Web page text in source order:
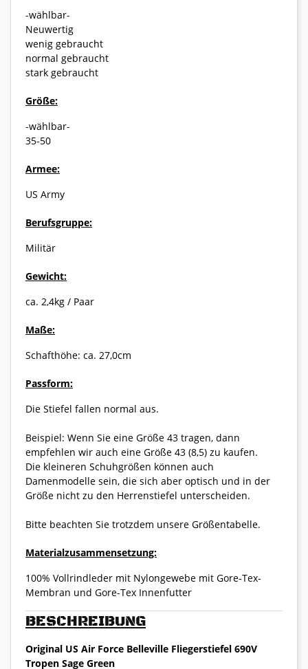
BESCHREIBUNG
Original US Air Force Belleville Fliegerstiefel 690V
Tropen Sage Green
-wählbar-
Neuwertig
wenig gebraucht
normal gebraucht
stark gebraucht
Größe:
-wählbar-
35-50
Armee:
US Army
Berufsgruppe:
Militär
Gewicht:
ca. 2,4kg / Paar
Maße:
Schafthöhe: ca. 27,0cm
Passform:
Die Stiefel fallen normal aus.
Beispiel: Wenn Sie eine Größe 43 tragen, dann
empfehlen wir auch eine Größe 43 (8,5) zu kaufen.
Die kleineren Schuhgrößen können auch
Damenmodelle sein, die sich aber optisch und in der
Größe nicht zu den Herrenstiefel unterscheiden.
Bitte beachten Sie trotzdem unsere Größentabelle.
Materialzusammensetzung:
100% Vollrindleder mit Nylongewebe mit Gore-Tex-
Membran und Gore-Tex Innenfutter